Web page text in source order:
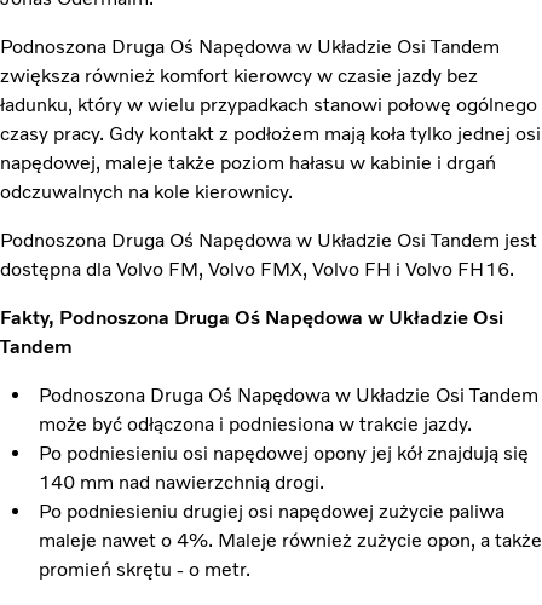
Podnoszona Druga Oś Napędowa w Układzie Osi Tandem
zwiększa również komfort kierowcy w czasie jazdy bez
ładunku, który w wielu przypadkach stanowi połowę ogólnego
czasy pracy. Gdy kontakt z podłożem mają koła tylko jednej osi
napędowej, maleje także poziom hałasu w kabinie i drgań
odczuwalnych na kole kierownicy.
Podnoszona Druga Oś Napędowa w Układzie Osi Tandem jest
dostępna dla Volvo FM, Volvo FMX, Volvo FH i Volvo FH16.
Fakty, Podnoszona Druga Oś Napędowa w Układzie Osi
Tandem
Podnoszona Druga Oś Napędowa w Układzie Osi Tandem
może być odłączona i podniesiona w trakcie jazdy.
Po podniesieniu osi napędowej opony jej kół znajdują się
140 mm nad nawierzchnią drogi.
Po podniesieniu drugiej osi napędowej zużycie paliwa
maleje nawet o 4%. Maleje również zużycie opon, a także
promień skrętu - o metr.